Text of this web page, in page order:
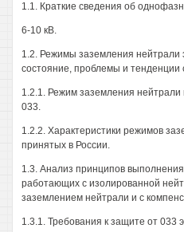
1.1. Краткие сведения об
6-10 кВ.
1.2. Режимы заземления нейтрали
состояние, проблемы и тенденции
1.2.1. Режим заземления
033.
1.2.2. Характеристики режимов
принятых в России.
1.3. Анализ принципов
работающих с изолированной
заземлением нейтрали и с
1.3.1. Требования к защите от 033